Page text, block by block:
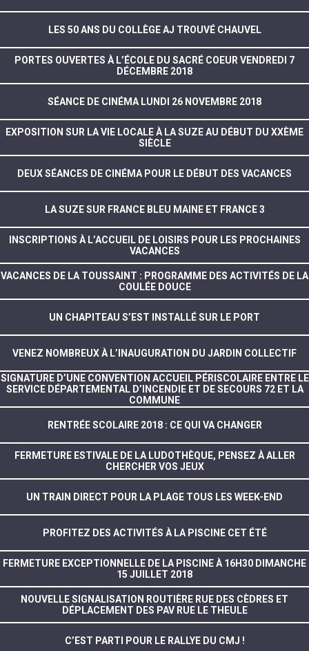
LES 50 ANS DU COLLÈGE AJ TROUVÉ CHAUVEL
PORTES OUVERTES À L’ÉCOLE DU SACRÉ COEUR VENDREDI 7
DÉCEMBRE 2018
SÉANCE DE CINÉMA LUNDI 26 NOVEMBRE 2018
EXPOSITION SUR LA VIE LOCALE À LA SUZE AU DÉBUT DU XXÈME
SIÈCLE
DEUX SÉANCES DE CINÉMA POUR LE DÉBUT DES VACANCES
LA SUZE SUR FRANCE BLEU MAINE ET FRANCE 3
INSCRIPTIONS À L’ACCUEIL DE LOISIRS POUR LES PROCHAINES
VACANCES
VACANCES DE LA TOUSSAINT : PROGRAMME DES ACTIVITÉS DE LA
COULÉE DOUCE
UN CHAPITEAU S’EST INSTALLÉ SUR LE PORT
VENEZ NOMBREUX À L’INAUGURATION DU JARDIN COLLECTIF
SIGNATURE D’UNE CONVENTION ACCUEIL PÉRISCOLAIRE ENTRE LE
SERVICE DÉPARTEMENTAL D’INCENDIE ET DE SECOURS 72 ET LA
COMMUNE
RENTRÉE SCOLAIRE 2018 : CE QUI VA CHANGER
FERMETURE ESTIVALE DE LA LUDOTHÈQUE, PENSEZ À ALLER
CHERCHER VOS JEUX
UN TRAIN DIRECT POUR LA PLAGE TOUS LES WEEK-END
PROFITEZ DES ACTIVITÉS À LA PISCINE CET ÉTÉ
FERMETURE EXCEPTIONNELLE DE LA PISCINE À 16H30 DIMANCHE
15 JUILLET 2018
NOUVELLE SIGNALISATION ROUTIÈRE RUE DES CÈDRES ET
DÉPLACEMENT DES PAV RUE LE THEULE
C’EST PARTI POUR LE RALLYE DU CMJ !